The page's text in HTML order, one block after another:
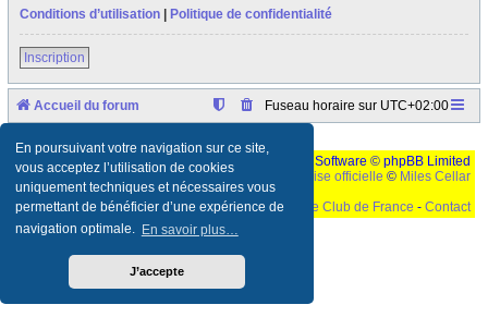
En poursuivant votre navigation sur ce site,
vous acceptez l’utilisation de cookies
uniquement techniques et nécessaires vous
permettant de bénéficier d’une expérience de
navigation optimale. En savoir plus…
J’accepte
Conditions d’utilisation
Politique de confidentialité
Inscription
Accueil du forum Fuseau horaire sur UTC+02:00
Développé parphpBB
® Forum Software © phpBB Limited
Traduction française officielle © Miles Cellar
©Le Frégate Club de France - Contact
Ceci est un texte de remplissage qui n'a pour but que forcer l'elargissement de la div page...
parametres d'affichage pas defaut de votre navigateur" faut bien trouver des paliatifs !